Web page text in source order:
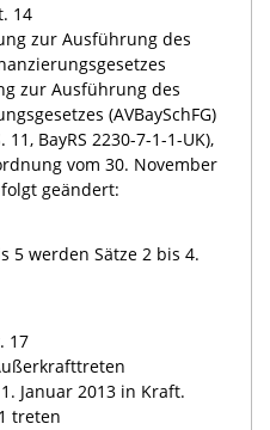
14
zur Ausführung des
zur Ausführung des
(AVBaySchFG)
11, BayRS 2230-7-1-1-UK),
vom 30. November
folgt geändert:
5 werden Sätze 2 bis 4.
17
Januar 2013 in Kraft.
treten